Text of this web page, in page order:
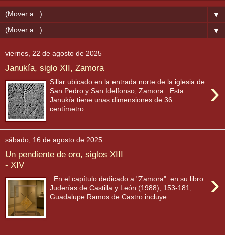
▼
▼
viernes, 22 de agosto de 2025
Janukía, siglo XII, Zamora
›
Sillar ubicado en la entrada norte de la iglesia de
San Pedro y San Idelfonso, Zamora. Esta
Janukía tiene unas dimensiones de 36
centímetro...
sábado, 16 de agosto de 2025
Un pendiente de oro, siglos XIII
- XIV
›
En el capítulo dedicado a "Zamora" en su libro
Juderías de Castilla y León (1988), 153-181,
Guadalupe Ramos de Castro incluye ...